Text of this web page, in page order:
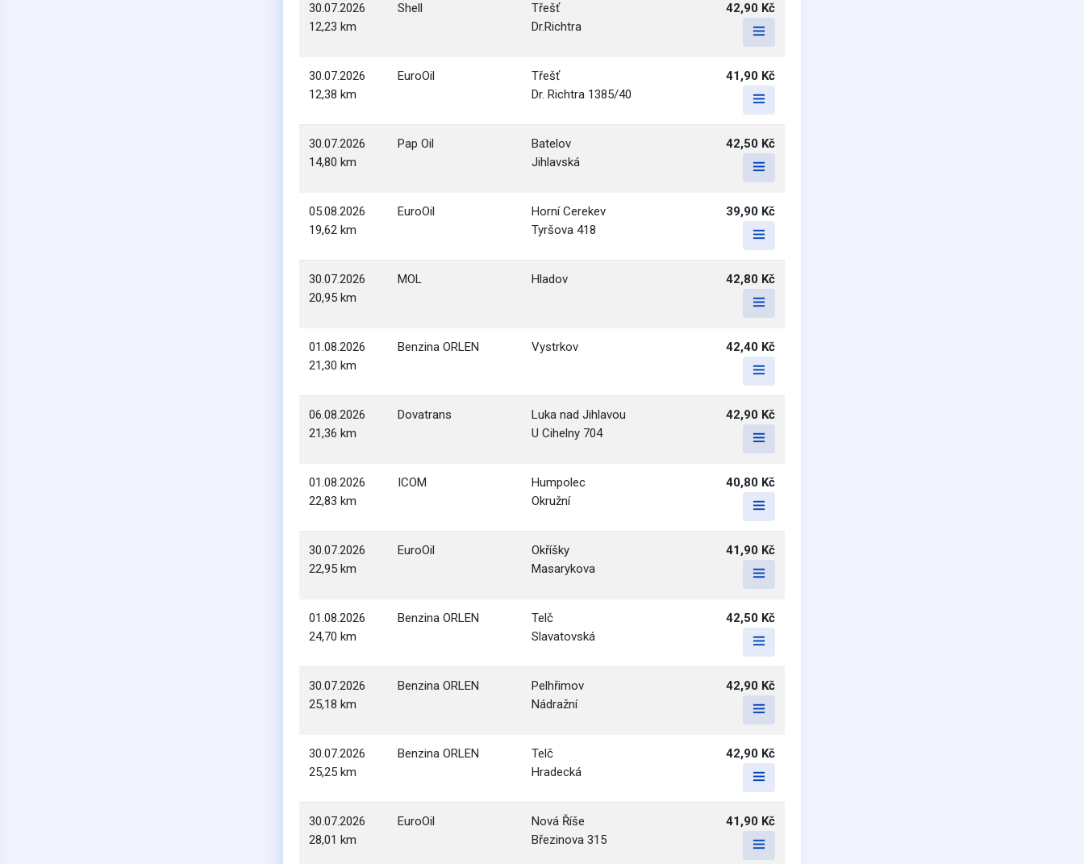
30.07.2026
12,23 km
Shell
Třešť
Dr.Richtra
42,90 Kč
30.07.2026
12,38 km
EuroOil
Třešť
Dr. Richtra 1385/40
41,90 Kč
30.07.2026
14,80 km
Pap Oil
Batelov
Jihlavská
42,50 Kč
05.08.2026
19,62 km
EuroOil
Horní Cerekev
Tyršova 418
39,90 Kč
30.07.2026
20,95 km
MOL Hladov 42,80 Kč
01.08.2026
21,30 km
Benzina ORLEN Vystrkov 42,40 Kč
06.08.2026
21,36 km
Dovatrans
Luka nad Jihlavou
U Cihelny 704
42,90 Kč
01.08.2026
22,83 km
ICOM
Humpolec
Okružní
40,80 Kč
30.07.2026
22,95 km
EuroOil
Okříšky
Masarykova
41,90 Kč
01.08.2026
24,70 km
Benzina ORLEN
Telč
Slavatovská
42,50 Kč
30.07.2026
25,18 km
Benzina ORLEN
Pelhřimov
Nádražní
42,90 Kč
30.07.2026
25,25 km
Benzina ORLEN
Telč
Hradecká
42,90 Kč
30.07.2026
28,01 km
EuroOil
Nová Říše
Březinova 315
41,90 Kč